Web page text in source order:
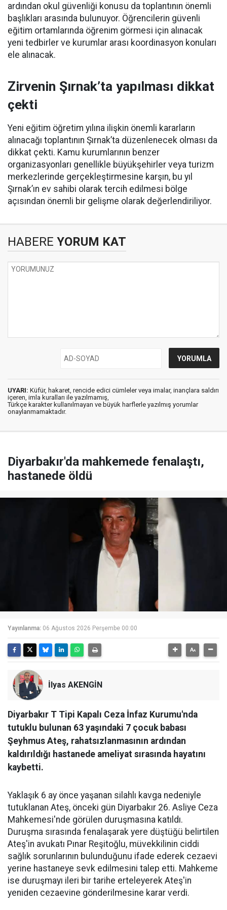
ardından okul güvenliği konusu da toplantının önemli
başlıkları arasında bulunuyor. Öğrencilerin güvenli
eğitim ortamlarında öğrenim görmesi için alınacak
yeni tedbirler ve kurumlar arası koordinasyon konuları
ele alınacak.
Zirvenin Şırnak’ta yapılması dikkat
çekti
Yeni eğitim öğretim yılına ilişkin önemli kararların
alınacağı toplantının Şırnak’ta düzenlenecek olması da
dikkat çekti. Kamu kurumlarının benzer
organizasyonları genellikle büyükşehirler veya turizm
merkezlerinde gerçekleştirmesine karşın, bu yıl
Şırnak’ın ev sahibi olarak tercih edilmesi bölge
açısından önemli bir gelişme olarak değerlendiriliyor.
HABERE YORUM KAT
UYARI: Küfür, hakaret, rencide edici cümleler veya imalar, inançlara saldırı
içeren, imla kuralları ile yazılmamış,
Türkçe karakter kullanılmayan ve büyük harflerle yazılmış yorumlar
onaylanmamaktadır.
Diyarbakır'da mahkemede fenalaştı,
hastanede öldü
Yayınlanma: 06 Ağustos 2026 Perşembe 00:00
İlyas AKENGİN
Diyarbakır T Tipi Kapalı Ceza İnfaz Kurumu'nda
tutuklu bulunan 63 yaşındaki 7 çocuk babası
Şeyhmus Ateş, rahatsızlanmasının ardından
kaldırıldığı hastanede ameliyat sırasında hayatını
kaybetti.
Yaklaşık 6 ay önce yaşanan silahlı kavga nedeniyle
tutuklanan Ateş, önceki gün Diyarbakır 26. Asliye Ceza
Mahkemesi'nde görülen duruşmasına katıldı.
Duruşma sırasında fenalaşarak yere düştüğü belirtilen
Ateş'in avukatı Pınar Reşitoğlu, müvekkilinin ciddi
sağlık sorunlarının bulunduğunu ifade ederek cezaevi
yerine hastaneye sevk edilmesini talep etti. Mahkeme
ise duruşmayı ileri bir tarihe erteleyerek Ateş'in
yeniden cezaevine gönderilmesine karar verdi.